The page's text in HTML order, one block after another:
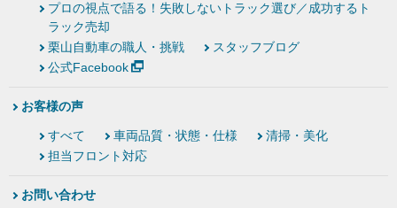
プロの視点で語る！失敗しないトラック選び／成功するト
ラック売却
栗山自動車の職人・挑戦
スタッフブログ
公式Facebook
お客様の声
すべて 車両品質・状態・仕様
清掃・美化
担当フロント対応
お問い合わせ